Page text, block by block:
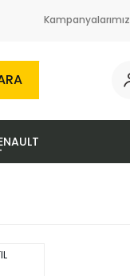
Kampanyalarımız